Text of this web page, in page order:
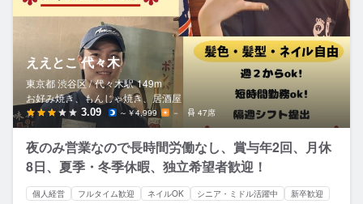
ええとこ 代々木
東京都 渋谷区 / 代々木駅 149m
お好み焼き、もんじゃ焼き、居酒屋
3.09 ～￥4,999 － 47席
夜のみ営業なので長時間労働なし、賞与年2回、月休
8日、夏季・冬季休暇、独立希望者歓迎！
個人経営 フルタイム歓迎 ネイルOK シニア・ミドル活躍中 新卒歓迎